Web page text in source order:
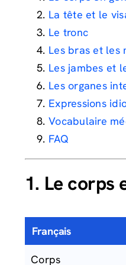
La tête et le
Le tronc
Les bras et les
Les jambes et
Les organes
Expressions
Vocabulaire
FAQ
1. Le corps
Français
Corps